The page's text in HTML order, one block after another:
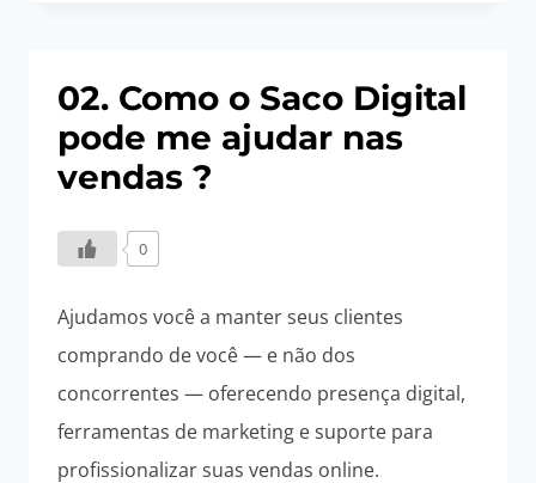
SACO
DIGITAL
?
02. Como o Saco Digital
pode me ajudar nas
vendas ?
0
Ajudamos você a manter seus clientes
comprando de você — e não dos
concorrentes — oferecendo presença digital,
ferramentas de marketing e suporte para
profissionalizar suas vendas online.